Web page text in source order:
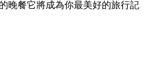
晚餐它將成為你最美好的旅行記